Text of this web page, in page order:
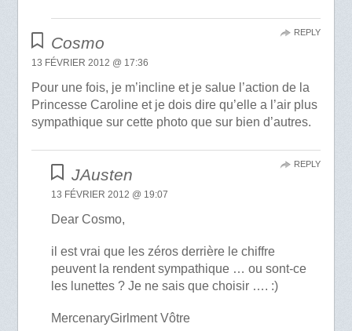
Cosmo
13 FÉVRIER 2012 @ 17:36
Pour une fois, je m’incline et je salue l’action de la
Princesse Caroline et je dois dire qu’elle a l’air plus
sympathique sur cette photo que sur bien d’autres.
REPLY
JAusten
13 FÉVRIER 2012 @ 19:07
Dear Cosmo,
il est vrai que les zéros derrière le chiffre
peuvent la rendent sympathique … ou sont-ce
les lunettes ? Je ne sais que choisir …. :)
MercenaryGirlment Vôtre
REPLY